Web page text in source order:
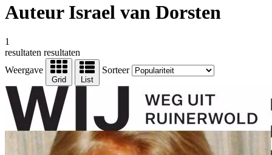
Auteur Israel van Dorsten
1
resultaten resultaten
Weergave
Grid List
Sorteer